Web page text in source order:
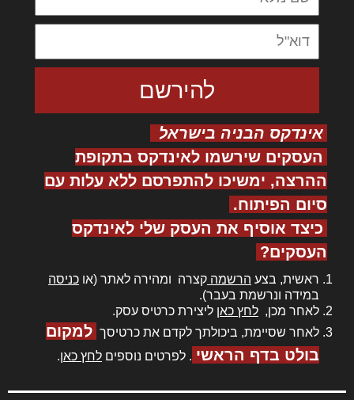
אינדקס הבניה בישראל
העסקים שירשמו לאינדקס בתקופת
ההרצה, ימשיכו להתפרסם ללא עלות עם
סיום הפיתוח.
כיצד אוסיף את העסק שלי לאינדקס
העסקים?
ראשית, בצע הרשמה קצרה ומהירה לאתר (או כניסה
במידה ונרשמת בעבר).
לאחר מכן, לחץ כאן ליצירת כרטיס עסק.
לאחר שסיימת, ביכולתך לקדם את כרטיסך למקום
בולט בדף הראשי . לפרטים נוספים לחץ כאן.